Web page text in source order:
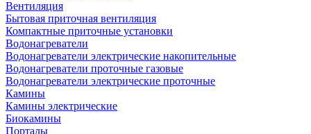
Вентиляция
Бытовая приточная вентиляция
Компактные приточные установки
Водонагреватели
Водонагреватели электрические накопительные
Водонагреватели проточные газовые
Водонагреватели электрические проточные
Камины
Камины электрические
Биокамины
Порталы